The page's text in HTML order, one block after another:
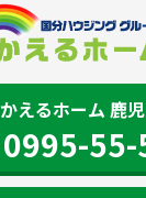
かえるホーム 鹿
0995-